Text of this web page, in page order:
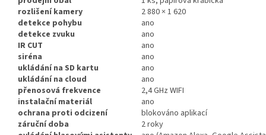
rozlišení kamery
2 880 × 1 620
detekce pohybu
ano
detekce zvuku
ano
IR CUT
ano
siréna
ano
ukládání na SD kartu
ano
ukládání na cloud
ano
přenosová frekvence
2,4 GHz WIFI
instalační materiál
ano
ochrana proti odcizení
blokováno aplikací
záruční doba
2 roky